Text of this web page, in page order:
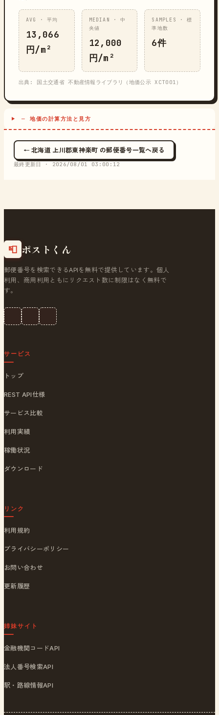
AVG · 平均
13,066
円/m²
MEDIAN · 中
央値
12,000
円/m²
SAMPLES · 標
準地数
6件
出典: 国土交通省 不動産情報ライブラリ（地価公示 XCT001）
─ 地価の計算方法と見方
← 北海道 上川郡東神楽町 の郵便番号一覧へ戻る
最終更新日 · 2026/08/01 03:00:12
📮 ポストくん
郵便番号を検索できるAPIを無料で提供しています。個人
利用、商用利用ともにリクエスト数に制限はなく無料で
す。
サービス
トップ
REST API仕様
サービス比較
利用実績
稼働状況
ダウンロード
リンク
利用規約
プライバシーポリシー
お問い合わせ
更新履歴
姉妹サイト
金融機関コードAPI
法人番号検索API
駅・路線情報API